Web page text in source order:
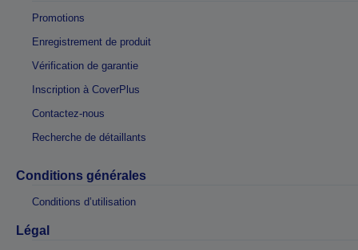
Promotions
Enregistrement de produit
Vérification de garantie
Inscription à CoverPlus
Contactez-nous
Recherche de détaillants
Conditions générales
Conditions d’utilisation
Légal